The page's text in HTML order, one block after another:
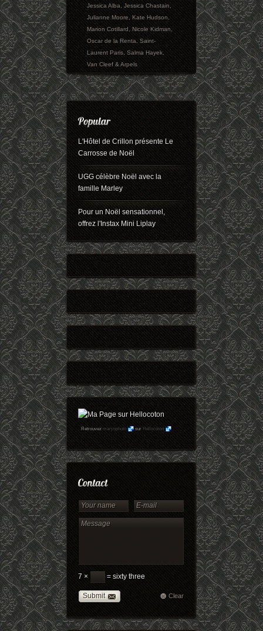
Jessica Alba,Jessica Chastain,
Julianne Moore,Kate Hudson,
Marion Cotillard,Nicole Kidman,
Oscar de la Renta,Saint-
Laurent Paris,Salma Hayek,
Van Cleef & Arpels
L'Hôtel de Crillon présente Le
Carrosse de Noël
UGG célèbre Noël avec la
famille Marley
Pour un Noël sensationnel,
offrez l'Instax Mini Liplay
Retrouvezmaryophoto surHellocoton
7 × = sixty three
Submit Clear